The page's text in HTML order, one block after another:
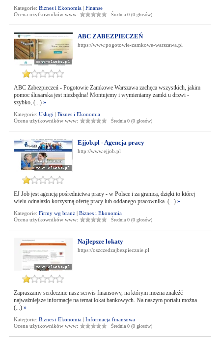
Kategorie: Biznes i Ekonomia| Finanse
Ocena użytkowników www:
Średnia 0 (0 głosów)
ABC ZABEZPIECZEŃ
https://www.pogotowie-zamkowe-warszawa.pl
ABC Zabezpieczeń - Pogotowie Zamkowe Warszawa zachęca wszystkich, jakim
pomoc ślusarska jest niezbędna! Montujemy i wymieniamy zamki u drzwi -
szybko, (...) »
Kategorie: Usługi | Biznes i Ekonomia
Ocena użytkowników www:
Średnia 0 (0 głosów)
Ejjob.pl - Agencja pracy
http://www.ejjob.pl
EJ Job jest agencją pośrednictwa pracy - w Polsce i za granicą, dzięki to której
wielu odnalazło korzystną ofertę pracy lub oddanego pracownika. (...) »
Kategorie: Firmy wg branż| Biznes i Ekonomia
Ocena użytkowników www:
Średnia 0 (0 głosów)
Najlepsze lokaty
https://oszczedzajbezpiecznie.pl
Zapraszamy serdecznie nasz serwis finansowy, na którym można znaleźć
najważniejsze informacje na temat lokat bankowych. Na naszym portalu można
(...) »
Kategorie: Biznes i Ekonomia| Informacja finansowa
Ocena użytkowników www:
Średnia 0 (0 głosów)